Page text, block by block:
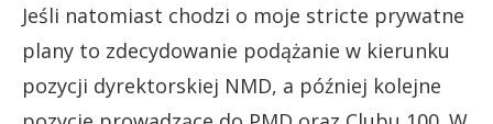
Jeśli natomiast chodzi o moje stricte prywatne
plany to zdecydowanie podążanie w kierunku
pozycji dyrektorskiej NMD, a później kolejne